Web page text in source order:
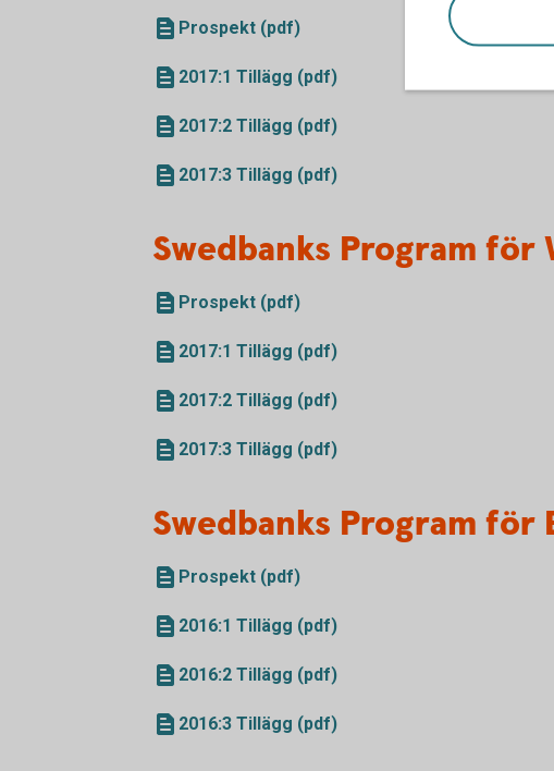
Prospekt (pdf)
2017:1 Tillägg (pdf)
2017:2 Tillägg (pdf)
2017:3 Tillägg (pdf)
Swedbanks Program
Prospekt (pdf)
2017:1 Tillägg (pdf)
2017:2 Tillägg (pdf)
2017:3 Tillägg (pdf)
Swedbanks Program för
Prospekt (pdf)
2016:1 Tillägg (pdf)
2016:2 Tillägg (pdf)
2016:3 Tillägg (pdf)